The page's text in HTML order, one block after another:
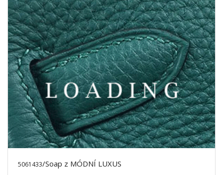
5061433/Soap z MÓDNÍ LUXUS